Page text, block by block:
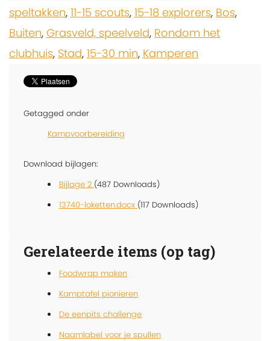
speltakken, 11-15 scouts, 15-18 explorers, Bos,
Buiten, Grasveld, speelveld, Rondom het
clubhuis, Stad, 15-30 min, Kamperen
Getagged onder
Kampvoorbereiding
Download bijlagen:
Bijlage 2 (487 Downloads)
13740-loketten.docx (117 Downloads)
Gerelateerde items (op tag)
Foodwrap maken
Kamptafel pionieren
De eenpits challenge
Naamlabel voor je spullen